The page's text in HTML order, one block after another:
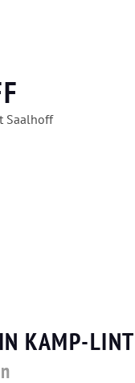
Saalhoff
KAMP-